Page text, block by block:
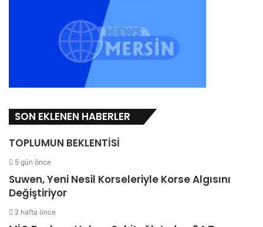
SON EKLENEN HABERLER
TOPLUMUN BEKLENTİSİ
5 gün önce
Suwen, Yeni Nesil Korseleriyle Korse Algısını
Değiştiriyor
2 hafta önce